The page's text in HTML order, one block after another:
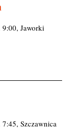
Jaworki
Szczawnica